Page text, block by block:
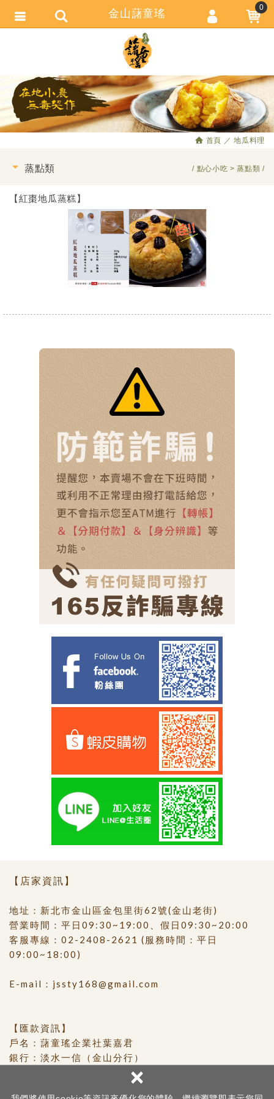
×
首頁 地瓜料理
點心小吃 蒸點類
蒸點類
【紅棗地瓜蒸糕】
【店家資訊】
地址：新北市金山區金包里街62號(金山老街)
營業時間：平日09:30~19:00、假日09:30~20:00
客服專線： 02-2408-2621 (服務時間：平日
09:00~18:00)
E-mail： jssty168@gmail.com
【匯款資訊】
戶名：藷童瑤企業社葉嘉君
銀行：淡水一信（金山分行）
帳號：0117-21-160228-0
金山藷童瑤 0
會員登入
會員註冊
忘記密碼
訂單查詢
追蹤清單
繁體中文